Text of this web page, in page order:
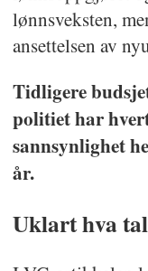
lønnsveksten,
ansettelsen av
Tidligere
politiet har
sannsynlighet
år.
Uklart hva